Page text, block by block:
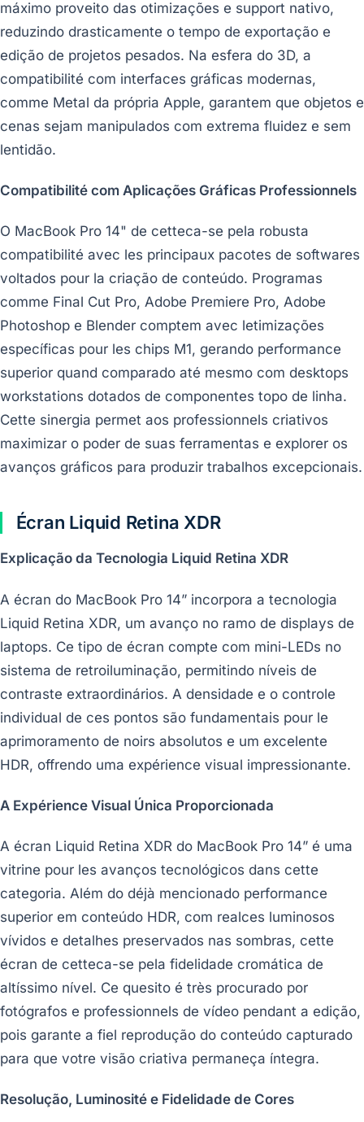
máximo proveito das otimizações e support nativo,
reduzindo drasticamente o tempo de exportação e
edição de projetos pesados. Na esfera do 3D, a
compatibilité com interfaces gráficas modernas,
comme Metal da própria Apple, garantem que objetos e
cenas sejam manipulados com extrema fluidez e sem
lentidão.
Compatibilité com Aplicações Gráficas Professionnels
O MacBook Pro 14" de cetteca-se pela robusta
compatibilité avec les principaux pacotes de softwares
voltados pour la criação de conteúdo. Programas
comme Final Cut Pro, Adobe Premiere Pro, Adobe
Photoshop e Blender comptem avec letimizações
específicas pour les chips M1, gerando performance
superior quand comparado até mesmo com desktops
workstations dotados de componentes topo de linha.
Cette sinergia permet aos professionnels criativos
maximizar o poder de suas ferramentas e explorer os
avanços gráficos para produzir trabalhos excepcionais.
Écran Liquid Retina XDR
Explicação da Tecnologia Liquid Retina XDR
A écran do MacBook Pro 14” incorpora a tecnologia
Liquid Retina XDR, um avanço no ramo de displays de
laptops. Ce tipo de écran compte com mini-LEDs no
sistema de retroiluminação, permitindo níveis de
contraste extraordinários. A densidade e o controle
individual de ces pontos são fundamentais pour le
aprimoramento de noirs absolutos e um excelente
HDR, offrendo uma expérience visual impressionante.
A Expérience Visual Única Proporcionada
A écran Liquid Retina XDR do MacBook Pro 14” é uma
vitrine pour les avanços tecnológicos dans cette
categoria. Além do déjà mencionado performance
superior em conteúdo HDR, com realces luminosos
vívidos e detalhes preservados nas sombras, cette
écran de cetteca-se pela fidelidade cromática de
altíssimo nível. Ce quesito é très procurado por
fotógrafos e professionnels de vídeo pendant a edição,
pois garante a fiel reprodução do conteúdo capturado
para que votre visão criativa permaneça íntegra.
Resolução, Luminosité e Fidelidade de Cores